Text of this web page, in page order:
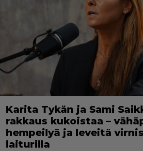
Karita Tykän ja Sami
rakkaus kukoistaa –
hempeilyä ja leveitä
laiturilla